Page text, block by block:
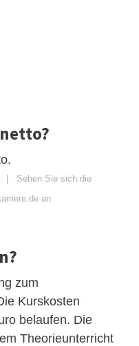
| Sehen Sie sich die
an
zum
Kurskosten
belaufen. Die
Theorieunterricht